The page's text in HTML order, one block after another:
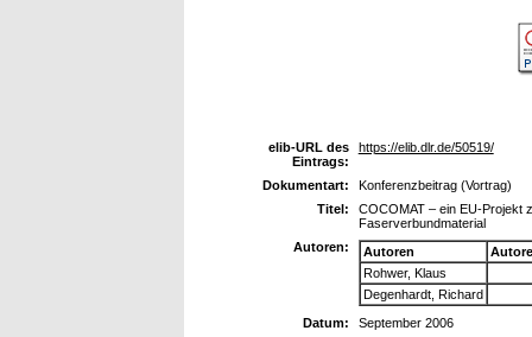
elib-URL des
Eintrags:
https://elib.dlr.de/50519/
Dokumentart:
Konferenzbeitrag (Vortrag)
Titel:
COCOMAT – ein EU-Projekt
Faserverbundmaterial
Autoren:
Autoren
Rohwer, Klaus
Degenhardt, Richard
Datum:
September 2006